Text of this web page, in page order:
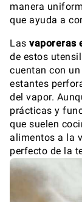
manera
que ayuda a
Las vaporeras
de estos
cuentan con
estantes
del vapor.
prácticas y
que suelen
alimentos a la
perfecto de la